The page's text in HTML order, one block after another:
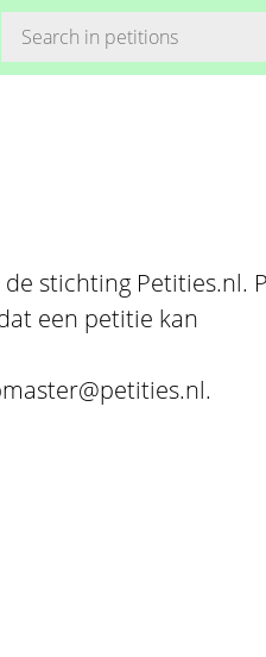
stichting Petities.nl.
een petitie kan